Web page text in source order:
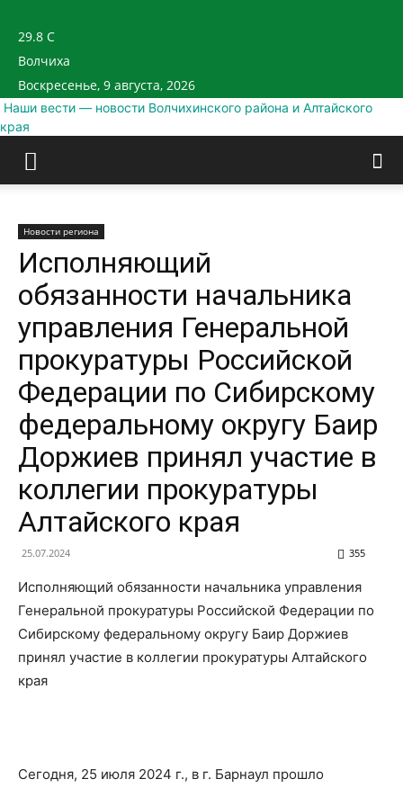
29.8 C
Волчиха
Воскресенье, 9 августа, 2026
Наши вести — новости Волчихинского района и Алтайского
края
Новости региона
Исполняющий
обязанности начальника
управления Генеральной
прокуратуры Российской
Федерации по Сибирскому
федеральному округу Баир
Доржиев принял участие в
коллегии прокуратуры
Алтайского края
25.07.2024 355
Исполняющий обязанности начальника управления
Генеральной прокуратуры Российской Федерации по
Сибирскому федеральному округу Баир Доржиев
принял участие в коллегии прокуратуры Алтайского
края
Сегодня, 25 июля 2024 г., в г. Барнаул прошло